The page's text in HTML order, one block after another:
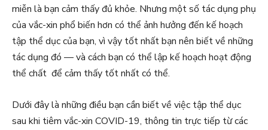
miễn là bạn cảm thấy đủ khỏe. Nhưng một số tác dụng phụ
của vắc-xin phổ biến hơn có thể ảnh hưởng đến kế hoạch
tập thể dục của bạn, vì vậy tốt nhất bạn nên biết về những
tác dụng đó — và cách bạn có thể lập kế hoạch hoạt động
thể chất để cảm thấy tốt nhất có thể.
Dưới đây là những điều bạn cần biết về việc tập thể dục
sau khi tiêm vắc-xin COVID-19, thông tin trực tiếp từ các